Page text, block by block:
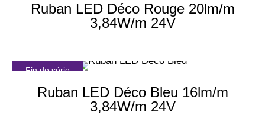
Ruban LED Déco Rouge 20lm/m
3,84W/m 24V
Fin de série
Ruban LED Déco Bleu 16lm/m
3,84W/m 24V